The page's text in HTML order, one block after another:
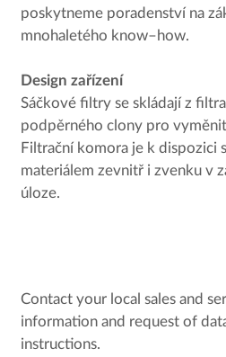
poskytneme poradenství na
mnohaletého know–how.
Design zařízení
Sáčkové filtry se skládají z
podpěrného clony pro
Filtrační komora je k dispozici
materiálem zevnitř i zvenku v
úloze.
Contact your local sales and
information and request of
instructions.